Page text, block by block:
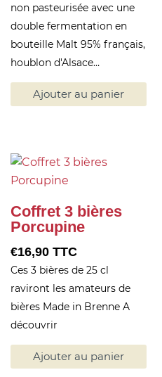
non pasteurisée avec une
double fermentation en
bouteille Malt 95% français,
houblon d'Alsace…
Ajouter au panier
Coffret 3 bières
Porcupine
€16,90 TTC
Ces 3 bières de 25 cl
raviront les amateurs de
bières Made in Brenne A
découvrir
Ajouter au panier